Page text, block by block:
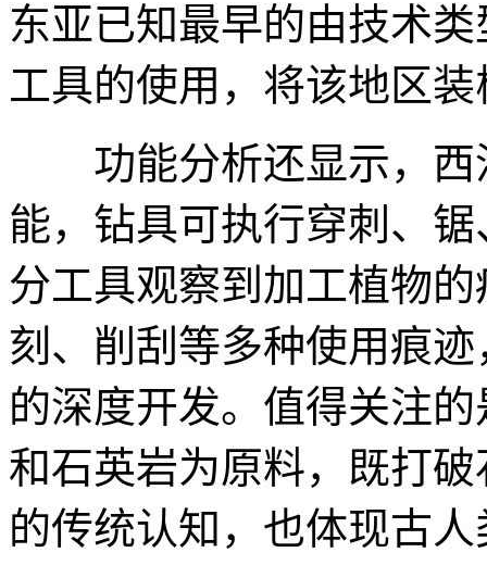
东亚已知最早的由技术
工具的使用，将该地区
功能分析还显示，西
能，钻具可执行穿刺、
分工具观察到加工植物
刻、削刮等多种使用痕
的深度开发。值得关注
和石英岩为原料，既打
的传统认知，也体现古